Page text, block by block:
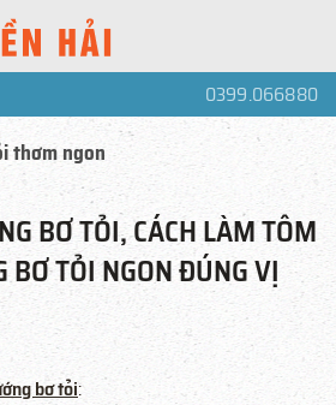
0399.066880
thơm ngon
BƠ TỎI, CÁCH LÀM TÔM
BƠ TỎI NGON ĐÚNG VỊ
bơ tỏi: